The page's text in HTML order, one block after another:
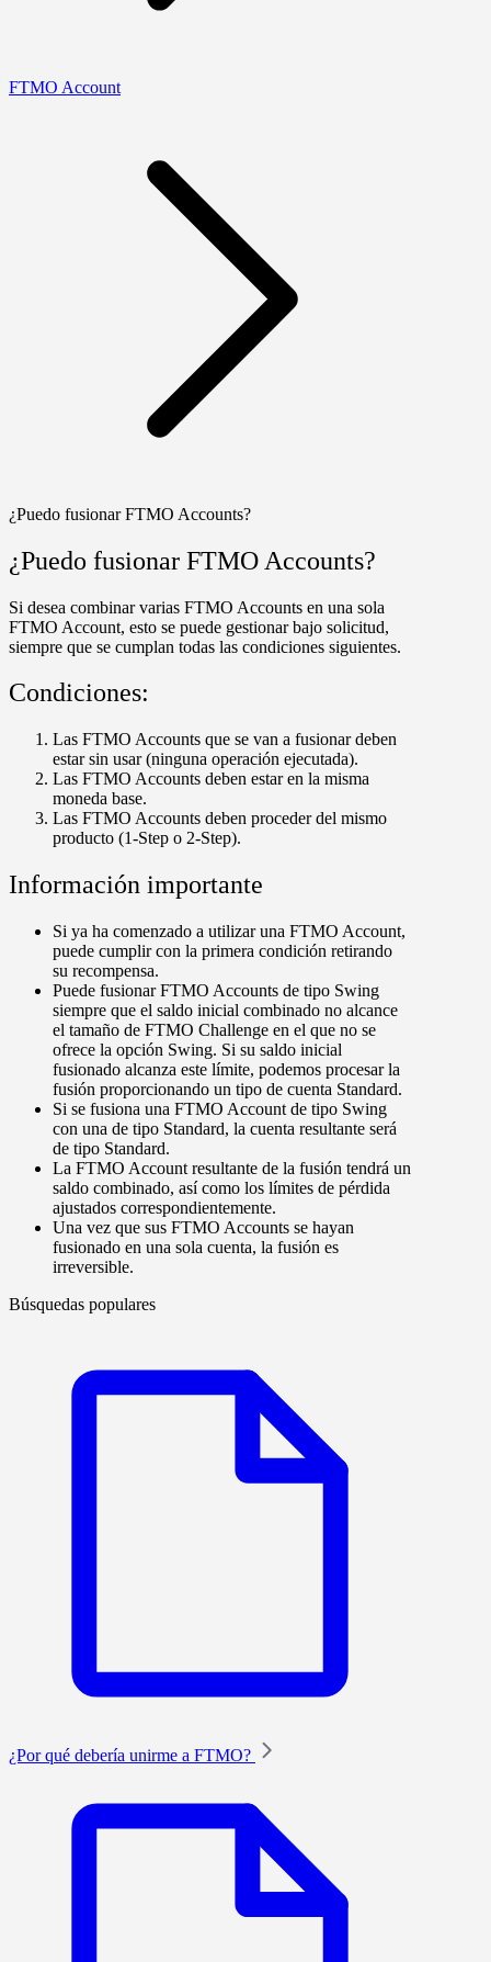
FTMO Account
¿Puedo fusionar FTMO Accounts?
¿Puedo fusionar FTMO Accounts?
Si desea combinar varias FTMO Accounts en una sola
FTMO Account, esto se puede gestionar bajo solicitud,
siempre que se cumplan todas las condiciones siguientes.
Condiciones:
Las FTMO Accounts que se van a fusionar deben
estar sin usar (ninguna operación ejecutada).
Las FTMO Accounts deben estar en la misma
moneda base.
Las FTMO Accounts deben proceder del mismo
producto (1-Step o 2-Step).
Información importante
Si ya ha comenzado a utilizar una FTMO Account,
puede cumplir con la primera condición retirando
su recompensa.
Puede fusionar FTMO Accounts de tipo Swing
siempre que el saldo inicial combinado no alcance
el tamaño de FTMO Challenge en el que no se
ofrece la opción Swing. Si su saldo inicial
fusionado alcanza este límite, podemos procesar la
fusión proporcionando un tipo de cuenta Standard.
Si se fusiona una FTMO Account de tipo Swing
con una de tipo Standard, la cuenta resultante será
de tipo Standard.
La FTMO Account resultante de la fusión tendrá un
saldo combinado, así como los límites de pérdida
ajustados correspondientemente.
Una vez que sus FTMO Accounts se hayan
fusionado en una sola cuenta, la fusión es
irreversible.
Búsquedas populares
¿Por qué debería unirme a FTMO?